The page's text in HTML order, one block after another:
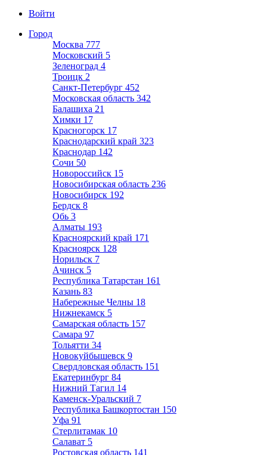
Войти
Город
Москва 777
Московский 5
Зеленоград 4
Троицк 2
Санкт-Петербург 452
Московская область 342
Балашиха 21
Химки 17
Красногорск 17
Краснодарский край 323
Краснодар 142
Сочи 50
Новороссийск 15
Новосибирская область 236
Новосибирск 192
Бердск 8
Обь 3
Алматы 193
Красноярский край 171
Красноярск 128
Норильск 7
Ачинск 5
Республика Татарстан 161
Казань 83
Набережные Челны 18
Нижнекамск 5
Самарская область 157
Самара 97
Тольятти 34
Новокуйбышевск 9
Свердловская область 151
Екатеринбург 84
Нижний Тагил 14
Каменск-Уральский 7
Республика Башкортостан 150
Уфа 91
Стерлитамак 10
Салават 5
Ростовская область 141